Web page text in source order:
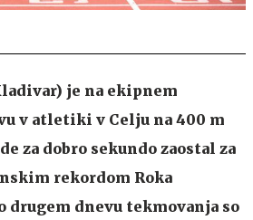
je na ekipnem
v atletiki v Celju na 400 m
za dobro sekundo zaostal za
rekordom Roka
drugem dnevu tekmovanja so